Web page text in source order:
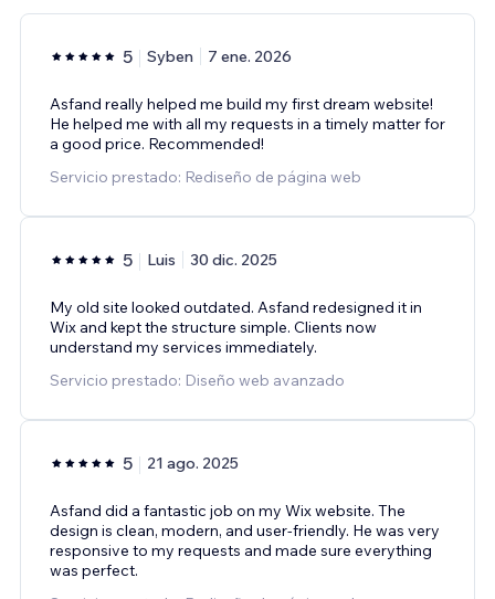
5 Syben 7 ene. 2026
Asfand really helped me build my first dream website!
He helped me with all my requests in a timely matter for
a good price. Recommended!
Servicio prestado: Rediseño de página web
5 Luis 30 dic. 2025
My old site looked outdated. Asfand redesigned it in
Wix and kept the structure simple. Clients now
understand my services immediately.
Servicio prestado: Diseño web avanzado
5 21 ago. 2025
Asfand did a fantastic job on my Wix website. The
design is clean, modern, and user-friendly. He was very
responsive to my requests and made sure everything
was perfect.